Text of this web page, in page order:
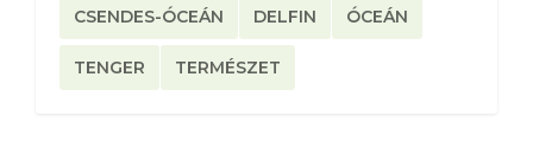
CSENDES-ÓCEÁN DELFIN ÓCEÁN
TENGER TERMÉSZET